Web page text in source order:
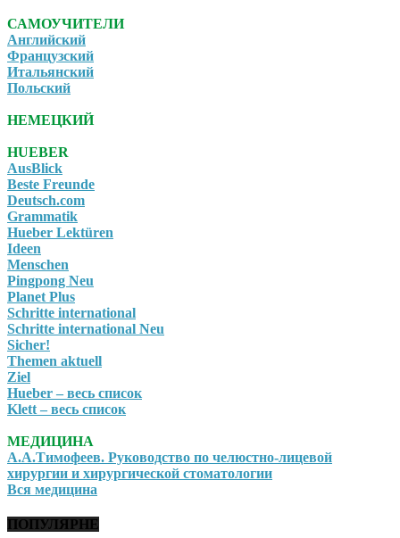
САМОУЧИТЕЛИ
Английский
Французский
Итальянский
Польский
НЕМЕЦКИЙ
HUEBER
AusBlick
Beste Freunde
Deutsch.com
Grammatik
Hueber Lektüren
Ideen
Menschen
Pingpong Neu
Planet Plus
Schritte international
Schritte international Neu
Sicher!
Themen aktuell
Ziel
Hueber – весь список
Klett – весь список
МЕДИЦИНА
А.А.Тимофеев. Руководство по челюстно-лицевой
хирургии и хирургической стоматологии
Вся медицина
ПОПУЛЯРНЕ